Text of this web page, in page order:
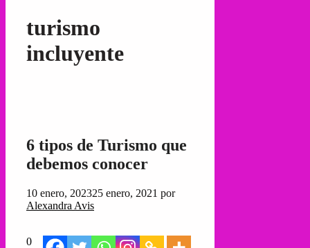
turismo
incluyente
6 tipos de Turismo que
debemos conocer
10 enero, 202325 enero, 2021 por
Alexandra Avis
0